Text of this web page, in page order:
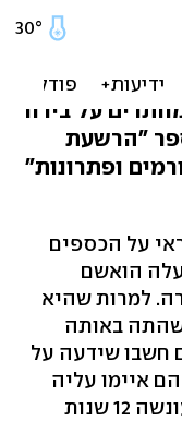
שקם
על בירור
"הרשעת
ופתרונות"
על הכספים
הואשם
למרות שהיא
באותה
חשבו שידעה על
איימו עליה
שיאשימו אותה בעבירה חמורה שעונשה 12 שנות